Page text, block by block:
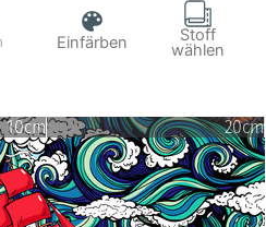
Einfärben Stoff
wählen
10cm 20cm